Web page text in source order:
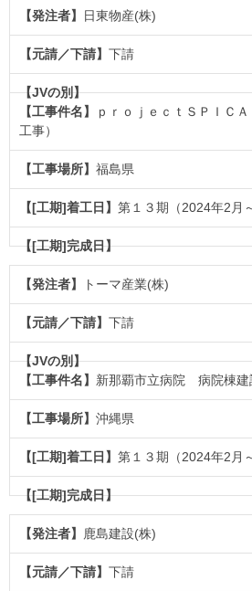
日東物産(株)
下請
ｐｒｏｊｅｃｔＳＰＩＣ
工事）
福島県
第１３期（2024年2月
トーマ産業(株)
下請
新那覇市立病院 病院棟建
沖縄県
第１３期（2024年2月
鹿島建設(株)
下請